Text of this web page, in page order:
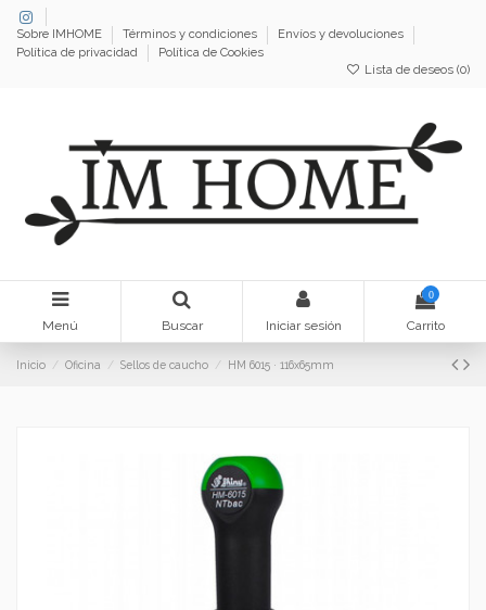
Sobre IMHOME Términos y condiciones
Envíos y devoluciones
Política de privacidad
Política de Cookies
Lista de deseos (0)
Menú Buscar Iniciar sesión
0
Carrito
Inicio Oficina Sellos de caucho HM 6015 · 116x65mm